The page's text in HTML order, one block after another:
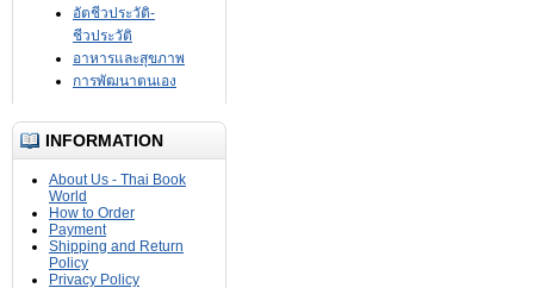
อัตชีวประวัติ-
ชีวประวัติ
อาหารและสุขภาพ
การพัฒนาตนเอง
INFORMATION
About Us - Thai Book
World
How to Order
Payment
Shipping and Return
Policy
Privacy Policy